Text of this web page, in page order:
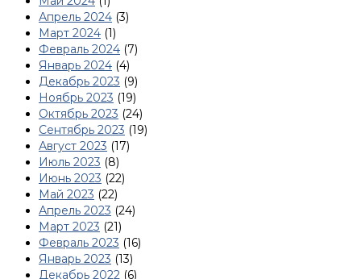
Апрель 2024 (3)
Март 2024 (1)
Февраль 2024 (7)
Январь 2024 (4)
Декабрь 2023 (9)
Ноябрь 2023 (19)
Октябрь 2023 (24)
Сентябрь 2023 (19)
Август 2023 (17)
Июль 2023 (8)
Июнь 2023 (22)
Май 2023 (22)
Апрель 2023 (24)
Март 2023 (21)
Февраль 2023 (16)
Январь 2023 (13)
Декабрь 2022 (6)